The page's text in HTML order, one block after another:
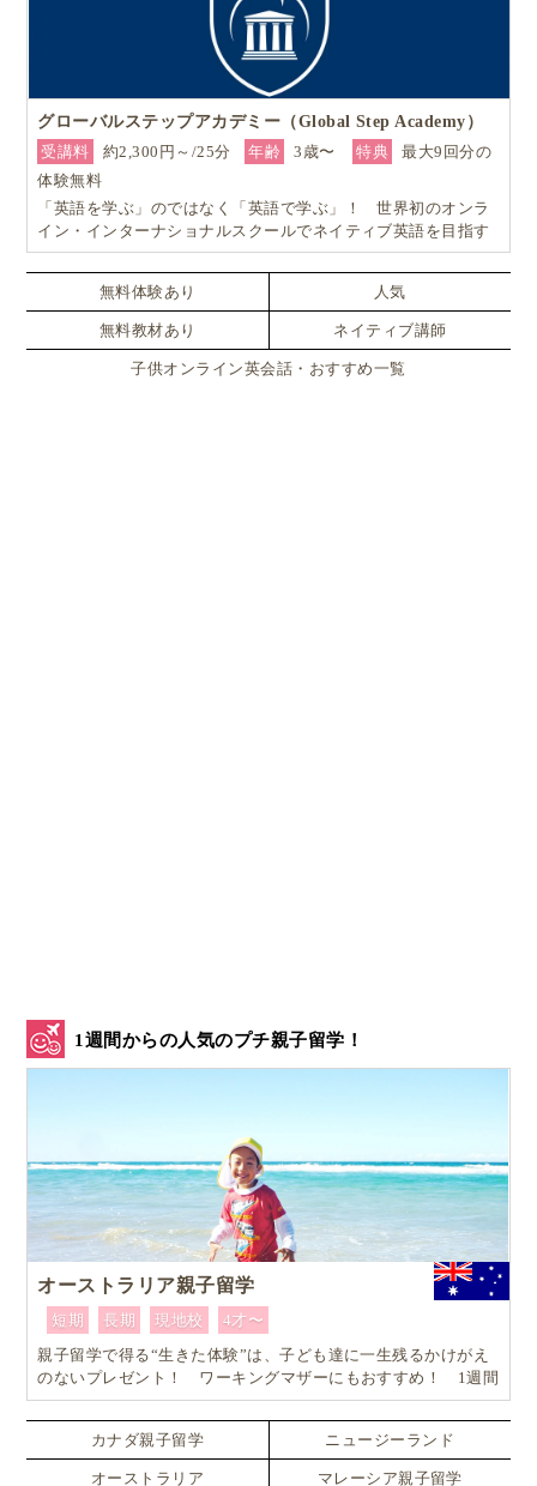
グローバルステップアカデミー（Global Step Academy）
受講料
約2,300円～/25分 年齢 3歳〜 特典
最大9回分の
体験無料
「英語を学ぶ」のではなく「英語で学ぶ」！ 世界初のオンラ
イン・インターナショナルスクールでネイティブ英語を目指す
無料体験あり 人気
無料教材あり ネイティブ講師
子供オンライン英会話・おすすめ一覧
1週間からの人気のプチ親子留学！
オーストラリア親子留学
短期 長期 現地校
4才〜
親子留学で得る“生きた体験”は、子ども達に一生残るかけがえ
のないプレゼント！ ワーキングマザーにもおすすめ！ 1週間
からはじめるオーストラリア親子留学
カナダ親子留学 ニュージーランド
オーストラリア マレーシア親子留学